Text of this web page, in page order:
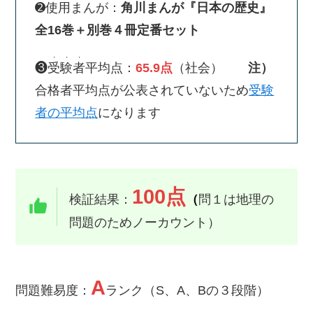
➋使用まんが：角川まんが『日本の歴史』
全16巻＋別巻４冊定番セット
❸受験者
・・・
平均点：65.9点 （社会）注）
合格者平均点が公表されていないため受験
者の平均点になります
検証結果： 100点 （ 問１は地理の
問題のためノーカウント）
問題難易度： Aランク（S、A、Bの３段階）